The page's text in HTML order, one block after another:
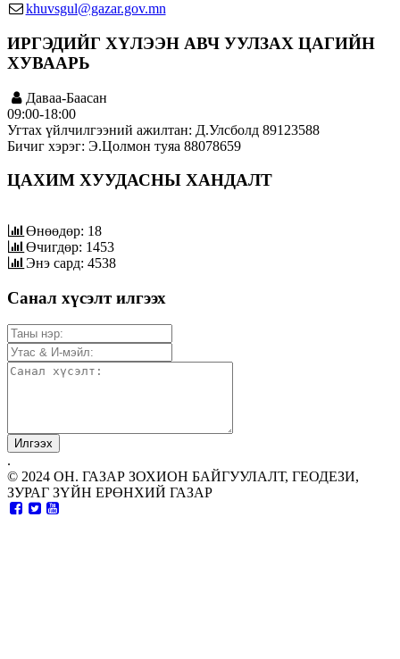
khuvsgul@gazar.gov.mn
ИРГЭДИЙГ ХҮЛЭЭН АВЧ УУЛЗАХ ЦАГИЙН
ХУВААРЬ
Даваа-Баасан
09:00-18:00
Угтах үйлчилгээний ажилтан: Д.Улсболд 89123588
Бичиг хэрэг: Э.Цолмон туяа 88078659
ЦАХИМ ХУУДАСНЫ ХАНДАЛТ
Өнөөдөр: 18
Өчигдөр: 1453
Энэ сард: 4538
Санал хүсэлт илгээх
.
© 2024 ОН. ГАЗАР ЗОХИОН БАЙГУУЛАЛТ, ГЕОДЕЗИ,
ЗУРАГ ЗҮЙН ЕРӨНХИЙ ГАЗАР